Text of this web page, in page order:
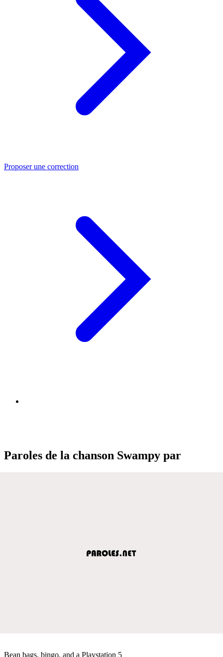
Proposer une correction
Paroles de la chanson Swampy par
Bean bags, bingo, and a Playstation 5